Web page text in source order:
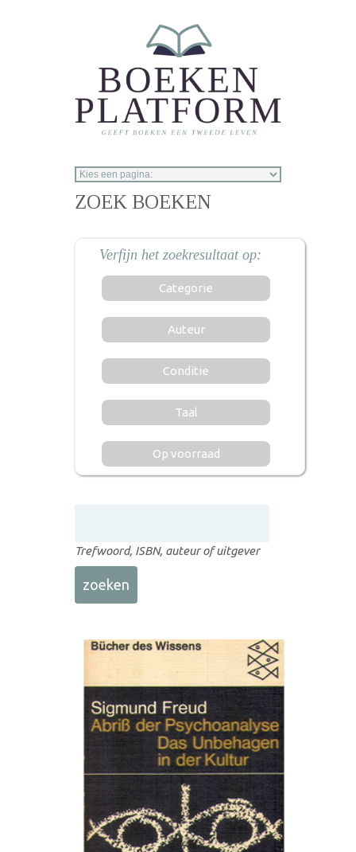
ZOEK BOEKEN
Categorie
Auteur
Conditie
Taal
Op voorraad
Trefwoord, ISBN, auteur of uitgever